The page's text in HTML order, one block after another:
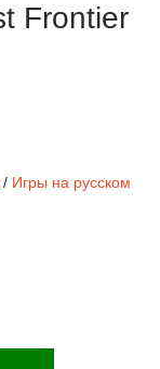
Frontier
/ Игры на русском